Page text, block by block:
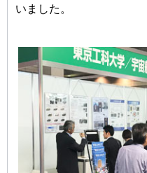
いました。